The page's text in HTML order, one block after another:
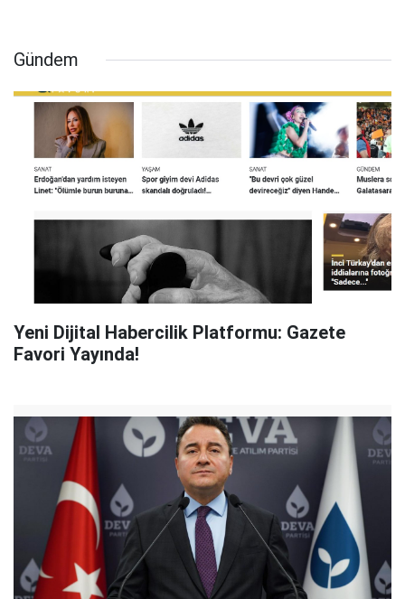
Gündem
Yeni Dijital Habercilik Platformu: Gazete
Favori Yayında!